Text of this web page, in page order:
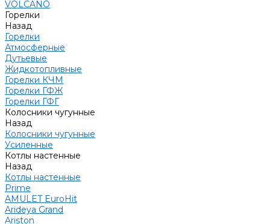
VOLCANO
Горелки
Назад
Горелки
Атмосферные
Дутьевые
Жидкотопливные
Горелки КЧМ
Горелки ГФЖ
Горелки ГФГ
Колосники чугунные
Назад
Колосники чугунные
Усиленные
Котлы настенные
Назад
Котлы настенные
Prime
AMULET EuroHit
Arideya Grand
Ariston